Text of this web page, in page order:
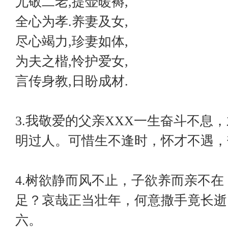
全心为孝.养妻及女,
尽心竭力,珍妻如体,
为夫之楷,怜护爱女,
言传身教,日盼成材.
3.我敬爱的父亲XXX一生奋斗不息
明过人。可惜生不逢时，怀才不遇
4.树欲静而风不止，子欲养而亲不
足？哀哉正当壮年，何意撒手竟长
六。